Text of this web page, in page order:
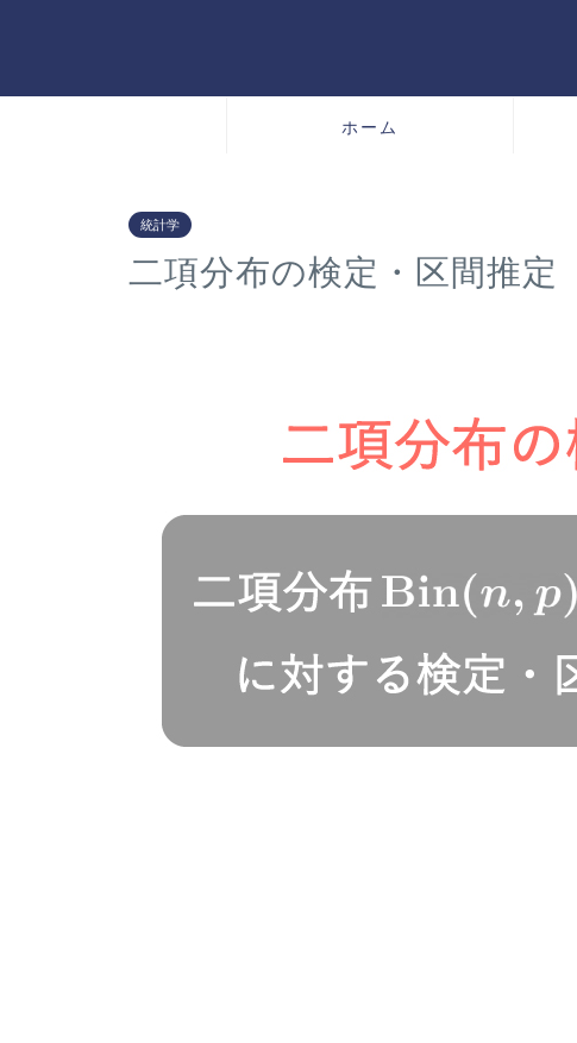
ホーム
統計学
二項分布の検定・区間推定